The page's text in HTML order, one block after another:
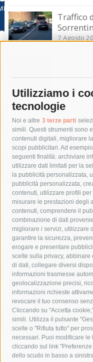
Utilizziamo i
tecnologie
Noi e altre 3 terze parti
simili. Questi strumenti sono
contenuti digitali, migliorare
scopi pubblicitari. Ad
seguenti finalità: archiviare
utilizzare dati limitati per la
la pubblicità personalizzata,
pubblicità personalizzata,
contenuti, utilizzare profili
misurare le prestazioni degli
contenuti, comprendere il
combinazione di dati
migliorare i servizi, utilizzare
garantire la sicurezza,
erogare e presentare
scelte sulla privacy,
di dati, collegare diversi
informazioni trasmesse
geolocalizzazione precisi,
informazioni richieste
revocare il tuo consenso
Cliccando su "Accetta
simili. Utilizza il pulsante
scelte o "Rifiuta tutto" per
necessari. Puoi modificare
cliccando sul link
dello scudo in basso a
Traffico
7 Agosto
Tag
acqua allerta meteo
area marina protetta di
Asl Napoli 3 sud
castellammare di stabia
comune di sorrento
costiera amalfitana
fondazione sorrento
lavori
lorenzo balducelli
massimo coppola
Meta
penisola sorrentina
protezione civile
sindaco cuomo
turismo
Vico Equense